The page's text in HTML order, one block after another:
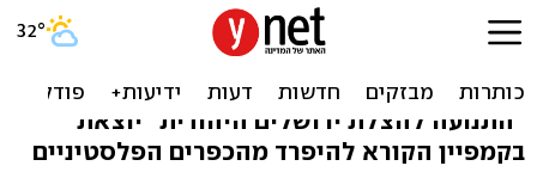
קמפיין חדש: "שועפט - לא
ירושלים שלנו"
"התנועה להצלת ירושלים היהודית" יוצאת
בקמפיין הקורא להיפרד מהכפרים הפלסטיניים